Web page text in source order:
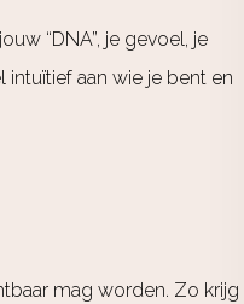
“DNA”, je gevoel, je
intuïtief aan wie je bent en
mag worden. Zo krijg